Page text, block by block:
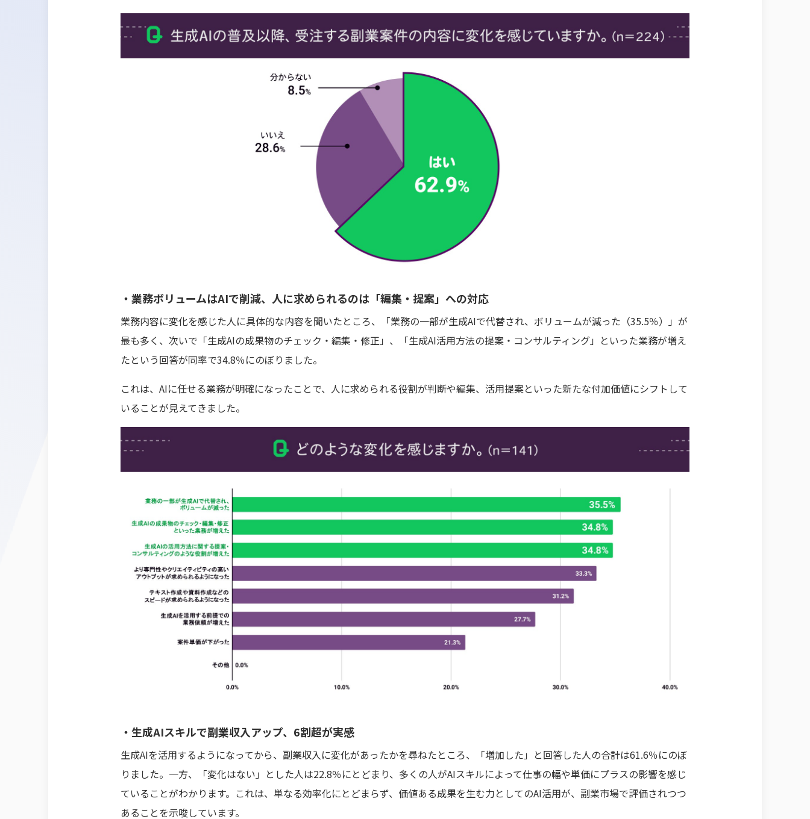
・業務ボリュームはAIで削減、人に求められるのは「編集・提案」への対応
業務内容に変化を感じた人に具体的な内容を聞いたところ、「業務の一部が生成AIで代替され、ボリュームが減った（35.5％）」が
最も多く、次いで「生成AIの成果物のチェック・編集・修正」、「生成AI活用方法の提案・コンサルティング」といった業務が増え
たという回答が同率で34.8％にのぼりました。
これは、AIに任せる業務が明確になったことで、人に求められる役割が判断や編集、活用提案といった新たな付加価値にシフトして
いることが見えてきました。
・生成AIスキルで副業収入アップ、6割超が実感
生成AIを活用するようになってから、副業収入に変化があったかを尋ねたところ、「増加した」と回答した人の合計は61.6％にのぼ
りました。一方、「変化はない」とした人は22.8％にとどまり、多くの人がAIスキルによって仕事の幅や単価にプラスの影響を感じ
ていることがわかります。これは、単なる効率化にとどまらず、価値ある成果を生む力としてのAI活用が、副業市場で評価されつつ
あることを示唆しています。